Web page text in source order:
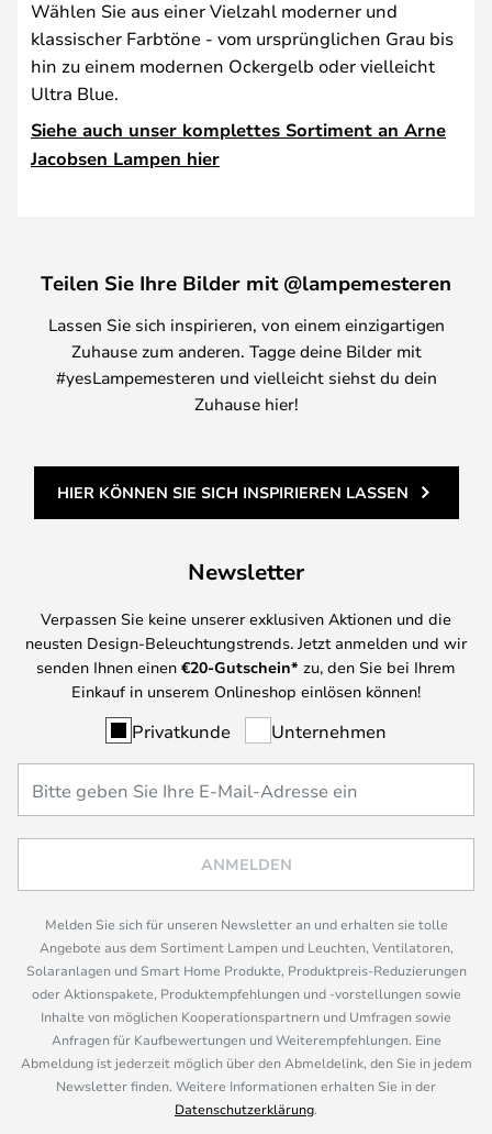
Wählen Sie aus einer Vielzahl moderner und
klassischer Farbtöne - vom ursprünglichen Grau bis
hin zu einem modernen Ockergelb oder vielleicht
Ultra Blue.
Siehe auch unser komplettes Sortiment an Arne
Jacobsen Lampen hier
Teilen Sie Ihre Bilder mit @lampemesteren
Lassen Sie sich inspirieren, von einem einzigartigen
Zuhause zum anderen. Tagge deine Bilder mit
#yesLampemesteren und vielleicht siehst du dein
Zuhause hier!
HIER KÖNNEN SIE SICH INSPIRIEREN LASSEN
Newsletter
Verpassen Sie keine unserer exklusiven Aktionen und die
neusten Design-Beleuchtungstrends. Jetzt anmelden und wir
senden Ihnen einen €20-Gutschein* zu, den Sie bei Ihrem
Einkauf in unserem Onlineshop einlösen können!
Privatkunde Unternehmen
ANMELDEN
Melden Sie sich für unseren Newsletter an und erhalten sie tolle
Angebote aus dem Sortiment Lampen und Leuchten, Ventilatoren,
Solaranlagen und Smart Home Produkte, Produktpreis-Reduzierungen
oder Aktionspakete, Produktempfehlungen und -vorstellungen sowie
Inhalte von möglichen Kooperationspartnern und Umfragen sowie
Anfragen für Kaufbewertungen und Weiterempfehlungen. Eine
Abmeldung ist jederzeit möglich über den Abmeldelink, den Sie in jedem
Newsletter finden. Weitere Informationen erhalten Sie in der
Datenschutzerklärung.